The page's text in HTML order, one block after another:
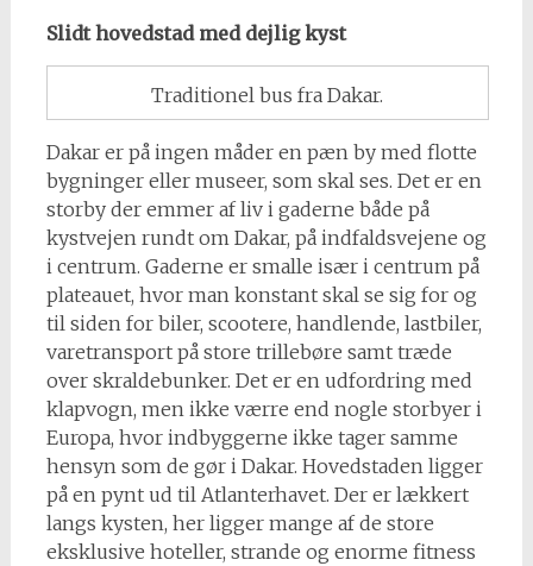
Slidt hovedstad med dejlig kyst
Traditionel bus fra Dakar.
Dakar er på ingen måder en pæn by med flotte
bygninger eller museer, som skal ses. Det er en
storby der emmer af liv i gaderne både på
kystvejen rundt om Dakar, på indfaldsvejene og
i centrum. Gaderne er smalle især i centrum på
plateauet, hvor man konstant skal se sig for og
til siden for biler, scootere, handlende, lastbiler,
varetransport på store trillebøre samt træde
over skraldebunker. Det er en udfordring med
klapvogn, men ikke værre end nogle storbyer i
Europa, hvor indbyggerne ikke tager samme
hensyn som de gør i Dakar. Hovedstaden ligger
på en pynt ud til Atlanterhavet. Der er lækkert
langs kysten, her ligger mange af de store
eksklusive hoteller, strande og enorme fitness